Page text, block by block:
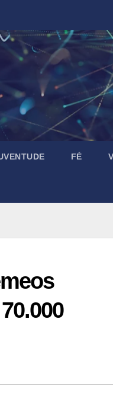
FÉ